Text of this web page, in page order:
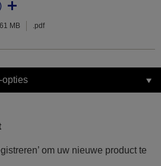
MB .pdf
opties
om uw nieuwe product te